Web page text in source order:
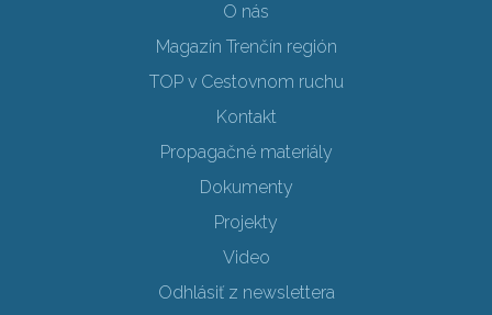
O nás
Magazín Trenčín región
TOP v Cestovnom ruchu
Kontakt
Propagačné materiály
Dokumenty
Projekty
Video
Odhlásiť z newslettera